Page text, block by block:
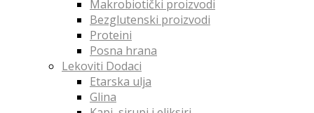
Makrobiotički proizvodi
Bezglutenski proizvodi
Proteini
Posna hrana
Lekoviti Dodaci
Etarska ulja
Glina